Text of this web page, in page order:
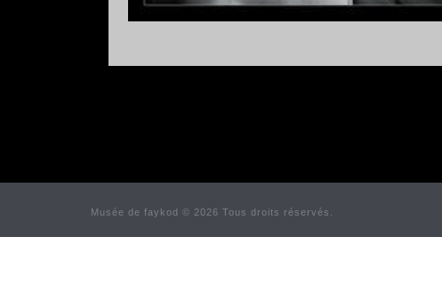
Musée de faykod © 2026 Tous droits réservés.